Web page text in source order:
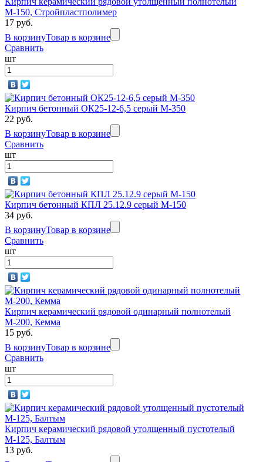
М-150, Стройпластполимер
17 руб.
В корзинуТовар в корзине
Сравнить
шт
Кирпич бетонный ОК25-12-6,5 серый М-350
22 руб.
В корзинуТовар в корзине
Сравнить
шт
Кирпич бетонный КПЛ 25.12.9 серый М-150
34 руб.
В корзинуТовар в корзине
Сравнить
шт
Кирпич керамический рядовой одинарный полнотелый
М-200, Кемма
15 руб.
В корзинуТовар в корзине
Сравнить
шт
Кирпич керамический рядовой утолщенный пустотелый
М-125, Балтым
13 руб.